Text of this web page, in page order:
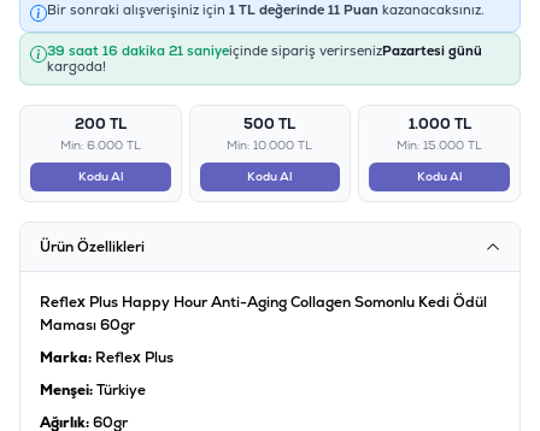
Bir sonraki alışverişiniz için 1 TL değerinde 11 Puan kazanacaksınız.
39 saat 16 dakika 21 saniyeiçinde sipariş verirsenizPazartesi günü
kargoda!
200 TL
Min: 6.000 TL
Kodu Al
500 TL
Min: 10.000 TL
Kodu Al
1.000 TL
Min: 15.000 TL
Kodu Al
Ürün Özellikleri
Reflex Plus Happy Hour Anti-Aging Collagen Somonlu Kedi Ödül
Maması 60gr
Marka: Reflex Plus
Menşei:Türkiye
Ağırlık:60gr